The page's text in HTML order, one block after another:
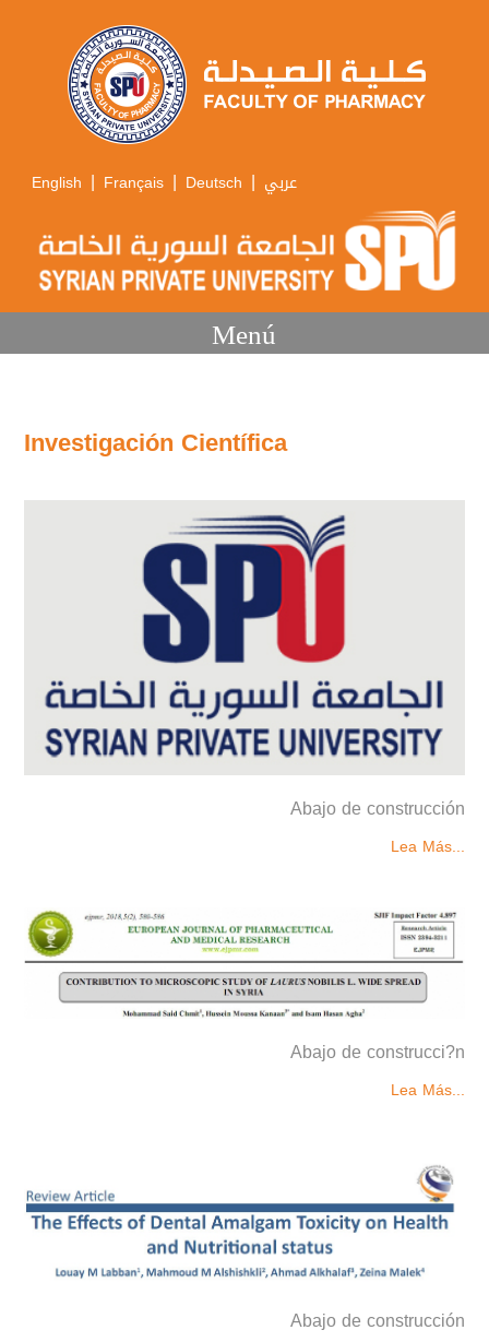
English | Français | Deutsch | عربي
Menú
Investigación Científica
Abajo de construcción
Lea Más...
Abajo de construcci?n
Lea Más...
Abajo de construcción